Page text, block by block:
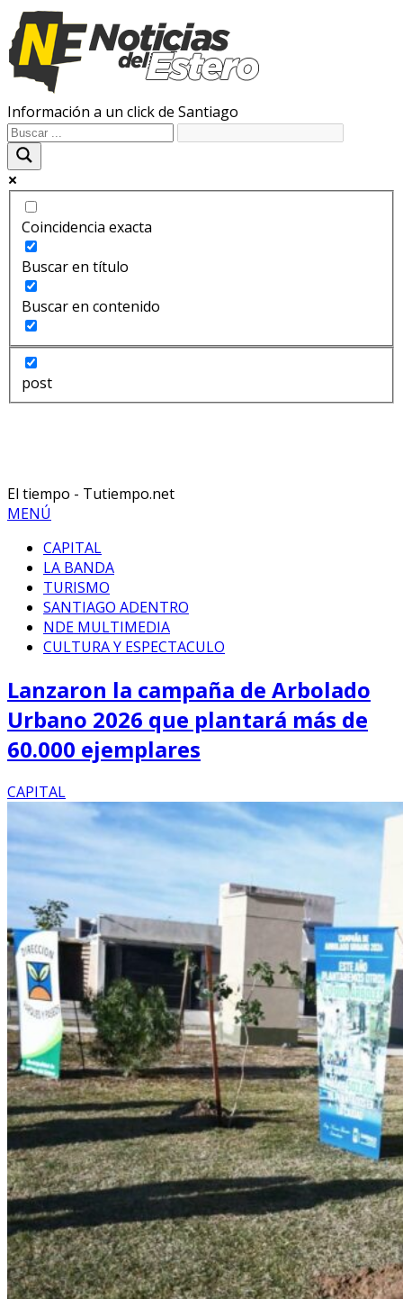
Información a un click de Santiago
Coincidencia exacta
Buscar en título
Buscar en contenido
post
El tiempo - Tutiempo.net
MENÚ
CAPITAL
LA BANDA
TURISMO
SANTIAGO ADENTRO
NDE MULTIMEDIA
CULTURA Y ESPECTACULO
Lanzaron la campaña de Arbolado
Urbano 2026 que plantará más de
60.000 ejemplares
CAPITAL